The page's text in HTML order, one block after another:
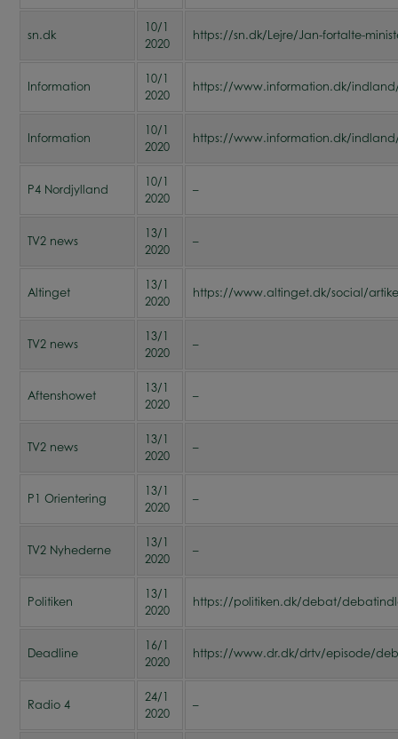
sn.dk
10/1
2020
https://sn.dk/Lejre/Jan-fortalte-
Information
10/1
2020
https://www.information.dk/
Information
10/1
2020
https://www.information.dk/
P4 Nordjylland
10/1
2020
–
TV2 news
13/1
2020
–
Altinget
13/1
2020
https://www.altinget.dk/social/
TV2 news
13/1
2020
–
Aftenshowet
13/1
2020
–
TV2 news
13/1
2020
–
P1 Orientering
13/1
2020
–
TV2 Nyhederne
13/1
2020
–
Politiken
13/1
2020
https://politiken.dk/debat/
Deadline
16/1
2020
https://www.dr.dk/drtv/episode/
Radio 4
24/1
2020
–